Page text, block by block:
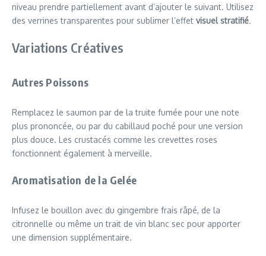
niveau prendre partiellement avant d’ajouter le suivant. Utilisez
des verrines transparentes pour sublimer l’effet visuel stratifié.
Variations Créatives
Autres Poissons
Remplacez le saumon par de la truite fumée pour une note
plus prononcée, ou par du cabillaud poché pour une version
plus douce. Les crustacés comme les crevettes roses
fonctionnent également à merveille.
Aromatisation de la Gelée
Infusez le bouillon avec du gingembre frais râpé, de la
citronnelle ou même un trait de vin blanc sec pour apporter
une dimension supplémentaire.